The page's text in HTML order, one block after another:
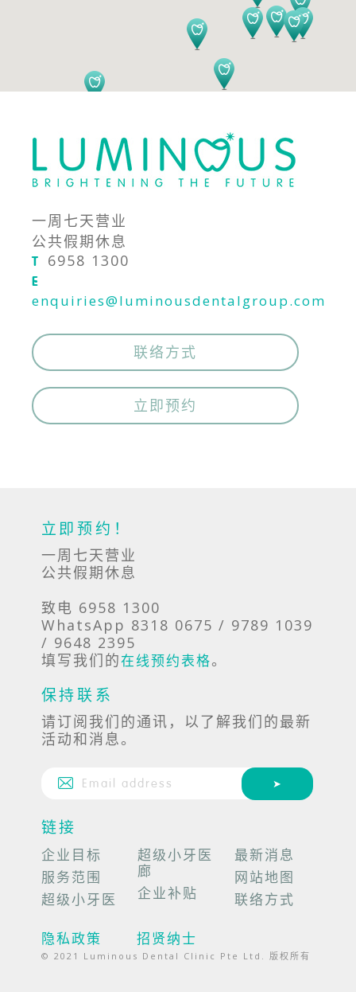
一周七天营业
公共假期休息
T 6958 1300
E
enquiries@luminousdentalgroup.com
联络方式
立即预约
立即预约！
一周七天营业
公共假期休息
致电 6958 1300
WhatsApp 8318 0675 / 9789 1039
/ 9648 2395
填写我们的在线预约表格。
保持联系
请订阅我们的通讯，以了解我们的最新
活动和消息。
链接
企业目标
服务范围
超级小牙医
超级小牙医
廊
企业补贴
最新消息
网站地图
联络方式
隐私政策 招贤纳士
© 2021 Luminous Dental Clinic Pte Ltd. 版权所有